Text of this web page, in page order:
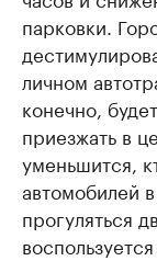
парковки.
личном
конечно,
приезжать в
уменьшится,
автомобилей
прогуляться